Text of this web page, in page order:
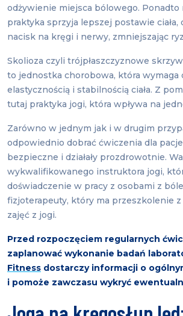
odżywienie miejsca bólowego. Ponadto
praktyka sprzyja lepszej postawie ciała,
nacisk na kręgi i nerwy, zmniejszając
Skolioza czyli trójpłaszczyznowe
to jednostka chorobowa, która wymaga
elastycznością i stabilnością ciała. Z
tutaj praktyka jogi, która wpływa na
Zarówno w jednym jak i w drugim
odpowiednio dobrać ćwiczenia dla
bezpieczne i działały prozdrowotnie.
wykwalifikowanego instruktora jogi,
doświadczenie w pracy z osobami z
fizjoterapeuty, który ma przeszkolenie
zajęć z jogi.
Przed rozpoczęciem regularnych
zaplanować wykonanie badań
Fitness dostarczy informacji o
i pomoże zawczasu wykryć